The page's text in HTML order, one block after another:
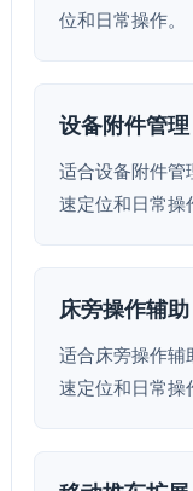
位和日常操作。
设备附件管理
适合设备附件管
速定位和日常操
床旁操作辅助
适合床旁操作辅
速定位和日常操